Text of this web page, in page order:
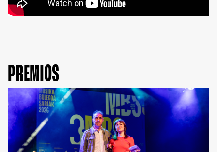
PREMIOS